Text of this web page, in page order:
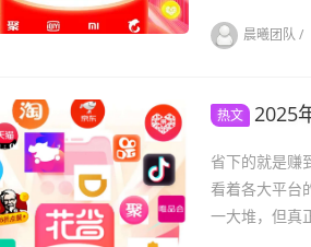
晨曦团队 /
热文 2025
省下的就是赚
看着各大平台
一大堆，但真